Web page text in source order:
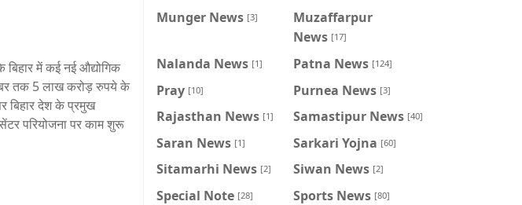
में कई नई औद्योगिक
तक 5 लाख करोड़ रुपये के
बिहार देश के प्रमुख
परियोजना पर काम शुरू
Munger News [3]
Muzaffarpur
News [17]
Nalanda News [1] Patna News [124]
Pray [10] Purnea News [3]
Rajasthan News [1] Samastipur News [40]
Saran News [1] Sarkari Yojna [60]
Sitamarhi News [2] Siwan News [2]
Special Note [28] Sports News [80]